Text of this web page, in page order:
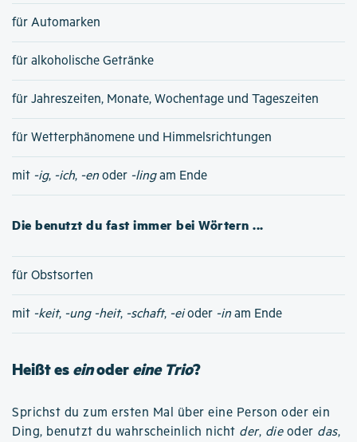
für Automarken
für alkoholische Getränke
für Jahreszeiten, Monate, Wochentage und Tageszeiten
für Wetterphänomene und Himmelsrichtungen
mit -ig, -ich, -en oder -lingam Ende
Die benutzt du fast immer bei Wörtern ...
für Obstsorten
mit -keit, -ung -heit, -schaft, -eioder -in am Ende
Heißt eseinodereine Trio?
Sprichst du zum ersten Mal über eine Person oder ein
Ding, benutzt du wahrscheinlich nicht der, dieoder das,